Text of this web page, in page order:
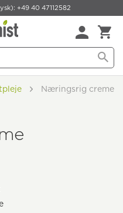
+49 40 47112582
Næringsrig creme